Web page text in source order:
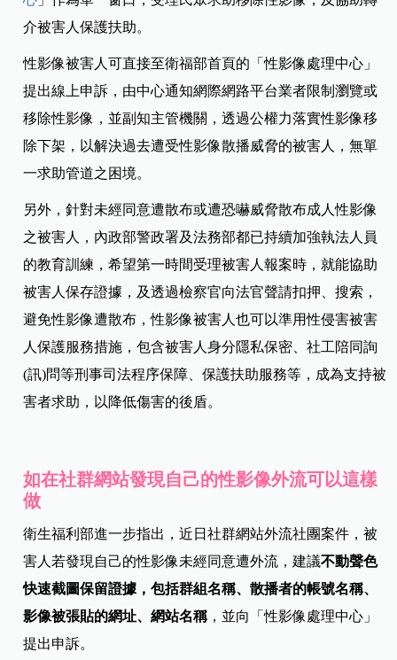
介被害人保護扶助。
性影像被害人可直接至衛福部首頁的「性影像處理中心」
提出線上申訴，由中心通知網際網路平台業者限制瀏覽或
移除性影像，並副知主管機關，透過公權力落實性影像移
除下架，以解決過去遭受性影像散播威脅的被害人，無單
一求助管道之困境。
另外，針對未經同意遭散布或遭恐嚇威脅散布成人性影像
之被害人，內政部警政署及法務部都已持續加強執法人員
的教育訓練，希望第一時間受理被害人報案時，就能協助
被害人保存證據，及透過檢察官向法官聲請扣押、搜索，
避免性影像遭散布，性影像被害人也可以準用性侵害被害
人保護服務措施，包含被害人身分隱私保密、社工陪同詢
(訊)問等刑事司法程序保障、保護扶助服務等，成為支持被
害者求助，以降低傷害的後盾。
如在社群網站發現自己的性影像外流可以這樣
做
衛生福利部進一步指出，近日社群網站外流社團案件，被
害人若發現自己的性影像未經同意遭外流，建議不動聲色
快速截圖保留證據，包括群組名稱、散播者的帳號名稱、
影像被張貼的網址、網站名稱，並向「性影像處理中心」
提出申訴。